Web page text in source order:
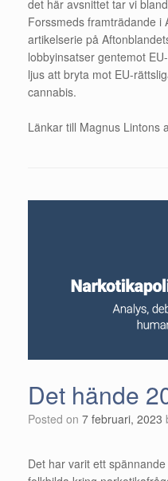
det här avsnittet tar vi
Forssmeds framträdande i
artikelserie på
lobbyinsatser gentemot
ljus att bryta mot EU-
cannabis.
Länkar till Magnus Lintons
Det hände
Posted on 7 februari, 2023
Det har varit ett